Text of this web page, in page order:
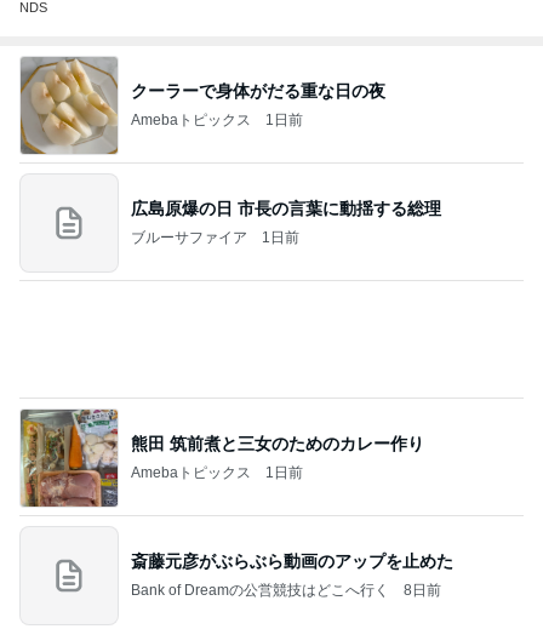
NDS
クーラーで身体がだる重な日の夜
Amebaトピックス 1日前
広島原爆の日 市長の言葉に動揺する総理
ブルーサファイア 1日前
熊田 筑前煮と三女のためのカレー作り
Amebaトピックス 1日前
斎藤元彦がぶらぶら動画のアップを止めた
Bank of Dreamの公営競技はどこへ行く 8日前